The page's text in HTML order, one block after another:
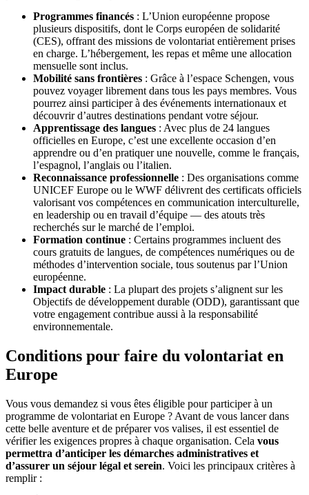
Programmes financés : L’Union européenne propose
plusieurs dispositifs, dont le Corps européen de solidarité
(CES), offrant des missions de volontariat entièrement prises
en charge. L’hébergement, les repas et même une allocation
mensuelle sont inclus.
Mobilité sans frontières : Grâce à l’espace Schengen, vous
pouvez voyager librement dans tous les pays membres. Vous
pourrez ainsi participer à des événements internationaux et
découvrir d’autres destinations pendant votre séjour.
Apprentissage des langues : Avec plus de 24 langues
officielles en Europe, c’est une excellente occasion d’en
apprendre ou d’en pratiquer une nouvelle, comme le français,
l’espagnol, l’anglais ou l’italien.
Reconnaissance professionnelle : Des organisations comme
UNICEF Europe ou le WWF délivrent des certificats officiels
valorisant vos compétences en communication interculturelle,
en leadership ou en travail d’équipe — des atouts très
recherchés sur le marché de l’emploi.
Formation continue : Certains programmes incluent des
cours gratuits de langues, de compétences numériques ou de
méthodes d’intervention sociale, tous soutenus par l’Union
européenne.
Impact durable : La plupart des projets s’alignent sur les
Objectifs de développement durable (ODD), garantissant que
votre engagement contribue aussi à la responsabilité
environnementale.
Conditions pour faire du volontariat en
Europe
Vous vous demandez si vous êtes éligible pour participer à un
programme de volontariat en Europe ? Avant de vous lancer dans
cette belle aventure et de préparer vos valises, il est essentiel de
vérifier les exigences propres à chaque organisation. Cela vous
permettra d’anticiper les démarches administratives et
d’assurer un séjour légal et serein. Voici les principaux critères à
remplir :